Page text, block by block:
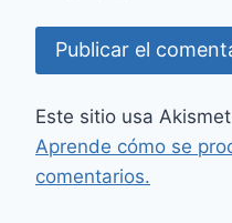
Este sitio usa
Aprende cómo se
comentarios.